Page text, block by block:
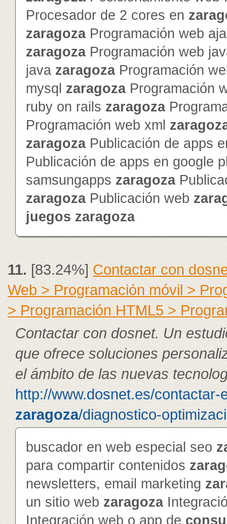
Procesador de 2 cores en
zaragozaProgramación web
zaragozaProgramación web
java zaragozaProgramación
mysql zaragozaProgramación
ruby on rails zaragoza
Programación web xml
zaragozaPublicación de apps
Publicación de apps en google
samsungapps zaragoza
zaragozaPublicación web
juegos zaragoza
11.[83.24%]Contactar con
Web > Programación móvil >
> Programación HTML5 >
Contactar con dosnet. Un
que ofrece soluciones
el ámbito de las nuevas
http://www.dosnet.es/contactar-
zaragoza/diagnostico-
buscador en web especial seo
para compartir contenidos
newsletters, email marketing
un sitio web zaragoza
Integración web o app de